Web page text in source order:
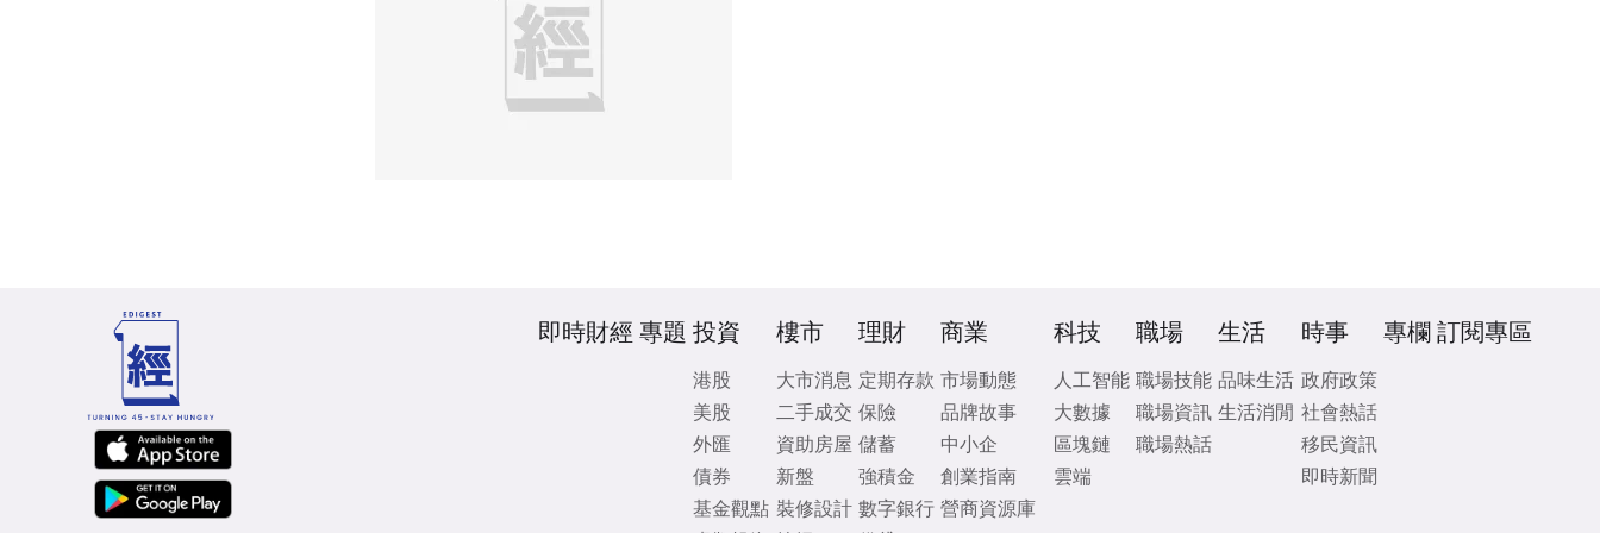
即時財經 專題 投資
港股
美股
外匯
債券
基金觀點
樓市
大市消息
二手成交
資助房屋
新盤
裝修設計
理財
定期存款
保險
儲蓄
強積金
數字銀行
商業
市場動態
品牌故事
中小企
創業指南
營商資源庫
科技
人工智能
大數據
區塊鏈
雲端
職場
職場技能
職場資訊
職場熱話
生活
品味生活
生活消閒
時事
政府政策
社會熱話
移民資訊
即時新聞
專欄 訂閱專區